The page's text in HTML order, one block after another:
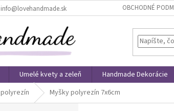
info@lovehandmade.sk OBCHODNÉ
Umelé kvety a zeleň Handmade Dekorácie
Myšky polyrezín 7x6cm